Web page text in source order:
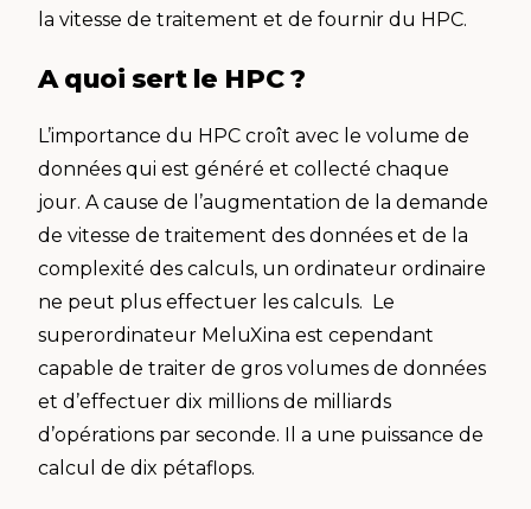
la vitesse de traitement et de fournir du HPC.
A quoi sert le HPC ?
L’importance du HPC croît avec le volume de
données qui est généré et collecté chaque
jour. A cause de l’augmentation de la demande
de vitesse de traitement des données et de la
complexité des calculs, un ordinateur ordinaire
ne peut plus effectuer les calculs. Le
superordinateur MeluXina est cependant
capable de traiter de gros volumes de données
et d’effectuer dix millions de milliards
d’opérations par seconde. Il a une puissance de
calcul de dix pétaflops.